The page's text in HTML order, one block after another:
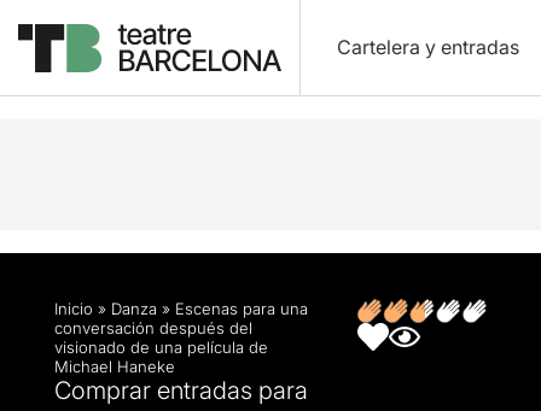
Cartelera y entradas
Descripción Ficha artística Opiniones
Inicio » Danza » Escenas para una
conversación después del
visionado de una película de
Michael Haneke
Comprar entradas para